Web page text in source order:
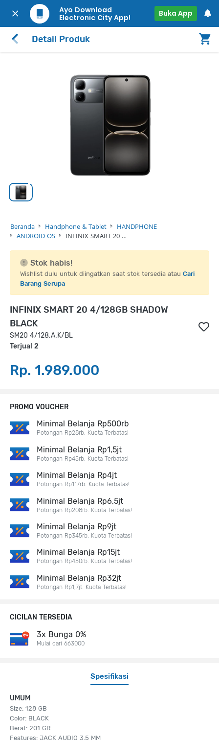
Ayo Download
Electronic City App!
Buka App
Detail Produk
Beranda Handphone & Tablet
HANDPHONE
ANDROID OS
INFINIX SMART 20 …
Stok habis!
Wishlist dulu untuk diingatkan saat stok tersedia atau Cari
Barang Serupa
INFINIX SMART 20 4/128GB SHADOW
BLACK
SM20 4/128.A.K/BL
Terjual 2
Rp. 1.989.000
Spesifikasi
UMUM
Size: 128 GB
Color: BLACK
Berat: 201 GR
Features: JACK AUDIO 3.5 MM
PROMO VOUCHER
Minimal Belanja Rp500rb
Potongan Rp28rb. Kuota Terbatas!
Minimal Belanja Rp1,5jt
Potongan Rp45rb. Kuota Terbatas!
Minimal Belanja Rp4jt
Potongan Rp117rb. Kuota Terbatas!
Minimal Belanja Rp6,5jt
Potongan Rp208rb. Kuota Terbatas!
Minimal Belanja Rp9jt
Potongan Rp345rb. Kuota Terbatas!
Minimal Belanja Rp15jt
Potongan Rp450rb. Kuota Terbatas!
Minimal Belanja Rp32jt
Potongan Rp1,7jt. Kuota Terbatas!
CICILAN TERSEDIA
3x Bunga 0%
Mulai dari 663000